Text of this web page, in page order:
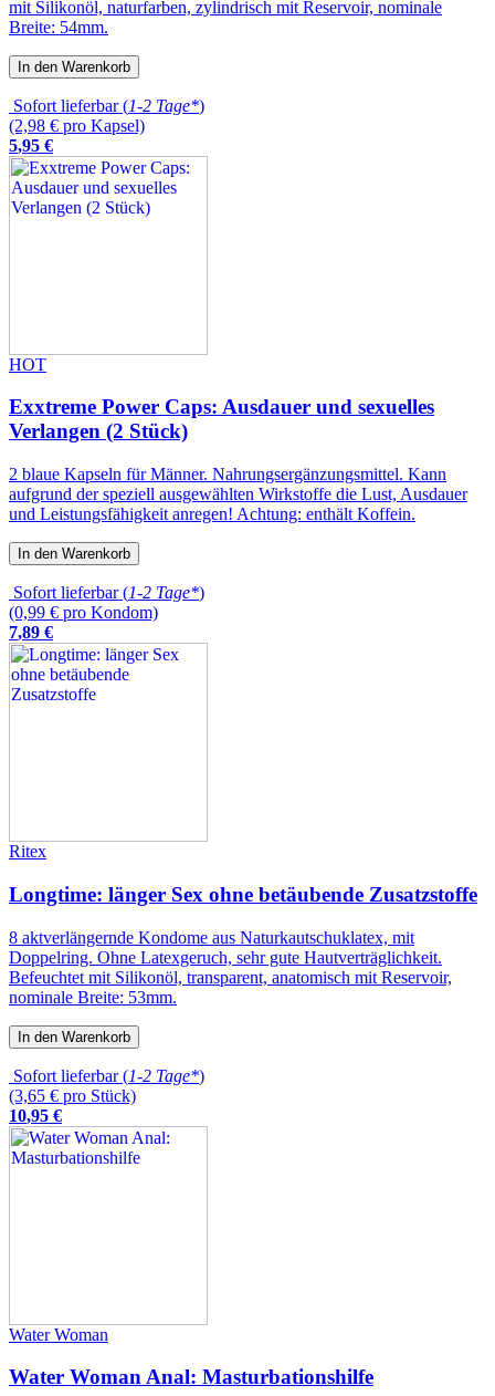
mit Silikonöl, naturfarben, zylindrisch mit Reservoir, nominale
Breite: 54mm.
In den Warenkorb
Sofort lieferbar (1-2 Tage*)
(2,98 € pro Kapsel)
5,95 €
HOT
Exxtreme Power Caps: Ausdauer und sexuelles
Verlangen (2 Stück)
2 blaue Kapseln für Männer. Nahrungsergänzungsmittel. Kann
aufgrund der speziell ausgewählten Wirkstoffe die Lust, Ausdauer
und Leistungsfähigkeit anregen! Achtung: enthält Koffein.
In den Warenkorb
Sofort lieferbar (1-2 Tage*)
(0,99 € pro Kondom)
7,89 €
Ritex
Longtime: länger Sex ohne betäubende Zusatzstoffe
8 aktverlängernde Kondome aus Naturkautschuklatex, mit
Doppelring. Ohne Latexgeruch, sehr gute Hautverträglichkeit.
Befeuchtet mit Silikonöl, transparent, anatomisch mit Reservoir,
nominale Breite: 53mm.
In den Warenkorb
Sofort lieferbar (1-2 Tage*)
(3,65 € pro Stück)
10,95 €
Water Woman
Water Woman Anal: Masturbationshilfe